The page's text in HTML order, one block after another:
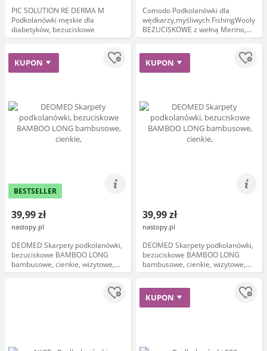
PIC SOLUTION RE DERMA M
Podkolanówki męskie dla
diabetyków, bezuciskowe
Comodo Podkolanówki dla
wędkarzy,myśliwych FishingWooly
BEZUCISKOWE z wełną Merino,
ciepłe Kolor czarny
KUPON
BESTSELLER
39,99 zł
nastopy.pl
DEOMED Skarpety podkolanówki,
bezuciskowe BAMBOO LONG
bambusowe, cienkie, wizytowe,
naturalnie antyzapachowe Kolor
KUPON
39,99 zł
nastopy.pl
DEOMED Skarpety podkolanówki,
bezuciskowe BAMBOO LONG
bambusowe, cienkie, wizytowe,
naturalnie antyzapachowe Kolor
KUPON